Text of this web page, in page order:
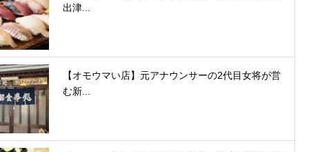
出津...
【オモウマい店】元アナウンサーの2代目女将が営
む新...